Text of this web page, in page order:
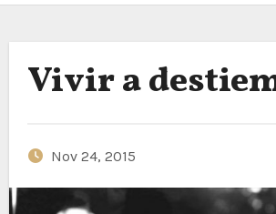
Vivir a
Nov 24, 2015